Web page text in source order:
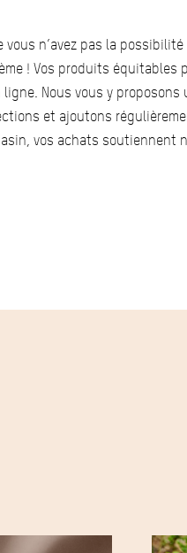
n’avez pas la possibilité
! Vos produits équitables
Nous vous y proposons
et ajoutons
vos achats soutiennent